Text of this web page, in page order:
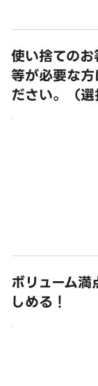
使い捨ての
等が必要な
ださい。（
ボリューム
しめる！